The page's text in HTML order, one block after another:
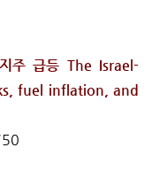
지주 급등 The Israel-
fuel inflation, and